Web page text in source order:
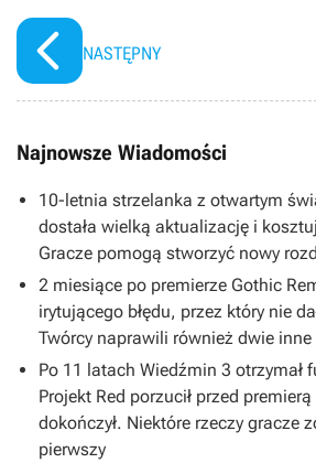
NASTĘPNY
Najnowsze Wiadomości
10-letnia strzelanka z otwartym
dostała wielką aktualizację i
Gracze pomogą stworzyć nowy
2 miesiące po premierze Gothic
irytującego błędu, przez który nie
Twórcy naprawili również dwie
Po 11 latach Wiedźmin 3 otrzymał
Projekt Red porzucił przed
dokończył. Niektóre rzeczy gracze
pierwszy